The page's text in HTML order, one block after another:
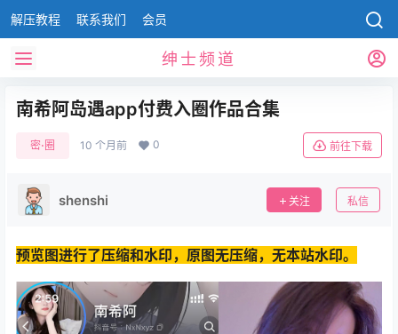
解压教程 联系我们 会员
绅士频道
南希阿岛遇app付费入圈作品合集
密⋅圈 10 个月前 0 前往下载
shenshi 关注 私信
预览图进行了压缩和水印，原图无压缩，无本站水印。